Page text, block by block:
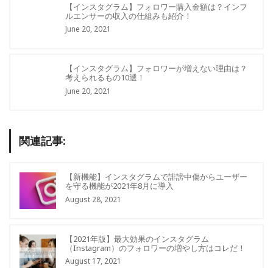
【インスタグラム】フォロワー購入金額は？インフ
ルエンサーの収入の仕組みも紹介！
June 20, 2021
【インスタグラム】フォロワーが増えない理由は？
考えられるもの10選！
June 20, 2021
関連記事:
【新機能】インスタグラムで誹謗中傷からユーザー
を守る機能が2021年8月に導入
August 28, 2021
【2021年版】最大効果のインスタグラム
（Instagram）のフォロワーの増やし方はコレだ！
August 17, 2021